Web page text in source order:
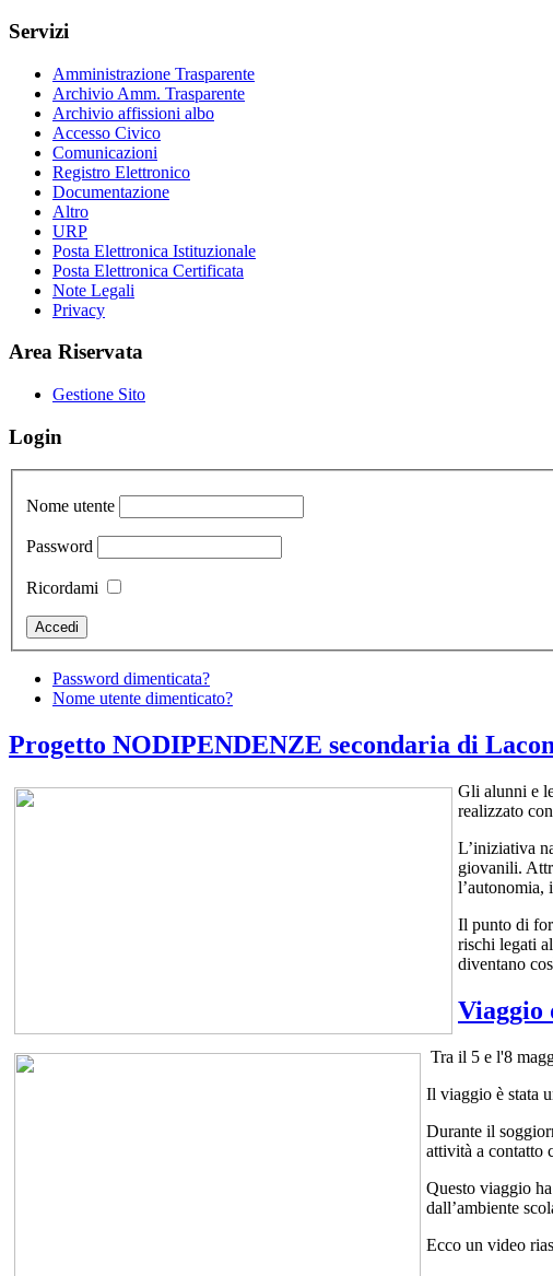
Servizi
Amministrazione Trasparente
Archivio Amm. Trasparente
Archivio affissioni albo
Accesso Civico
Comunicazioni
Registro Elettronico
Documentazione
Altro
URP
Posta Elettronica Istituzionale
Posta Elettronica Certificata
Note Legali
Privacy
Area Riservata
Gestione Sito
Login
Nome utente
Password
Ricordami
Password dimenticata?
Nome utente dimenticato?
Progetto NODIPENDENZE secondaria di
Gli alunni e
realizzato
L’iniziativa
giovanili.
l’autonomia,
Il punto di
rischi legati
diventano
Viaggio
Tra il 5 e l'8
Il viaggio è stata
Durante il
attività a contatto
Questo viaggio
dall’ambiente
Ecco un video